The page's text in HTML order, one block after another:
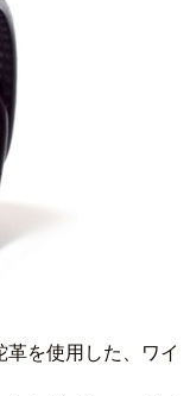
を使用した、ワイ